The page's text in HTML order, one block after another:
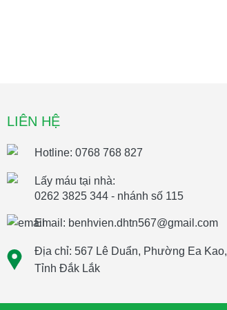
LIÊN HỆ
Hotline: 0768 768 827
Lấy máu tại nhà:
0262 3825 344 - nhánh số 115
Email: benhvien.dhtn567@gmail.com
Địa chỉ: 567 Lê Duẩn, Phường Ea Kao,
Tỉnh Đắk Lắk